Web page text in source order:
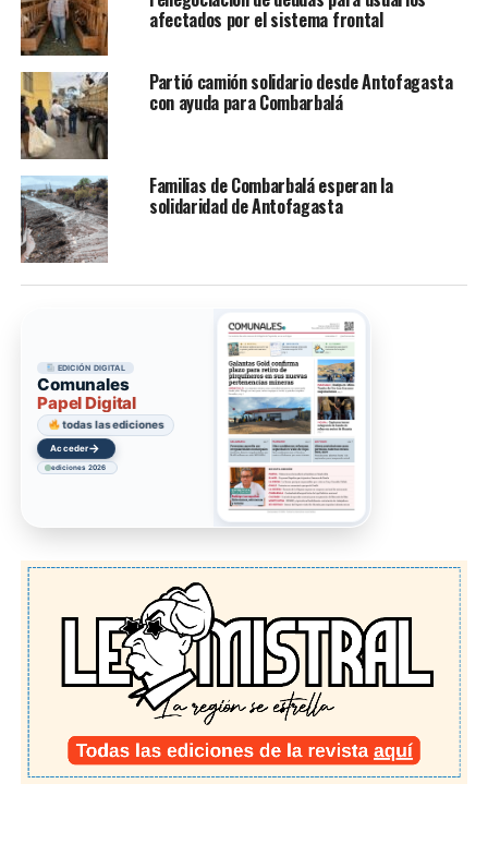
afectados por el sistema frontal
Partió camión solidario desde Antofagasta
con ayuda para Combarbalá
Familias de Combarbalá esperan la
solidaridad de Antofagasta
EDICIÓN DIGITAL
Comunales
Papel Digital
todas las ediciones
Acceder→
ediciones 2026